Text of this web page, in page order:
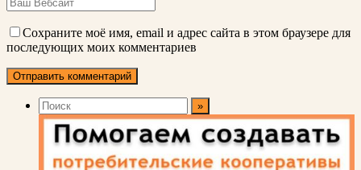
Сохраните моё имя, email и адрес сайта в этом браузере для
последующих моих комментариев